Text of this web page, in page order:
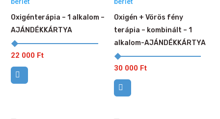
Oxigénterápia – 1 alkalom –
AJÁNDÉKKÁRTYA
22 000 Ft
Oxigén + Vörös fény
terápia – kombinált – 1
alkalom-AJÁNDÉKKÁRTYA
30 000 Ft